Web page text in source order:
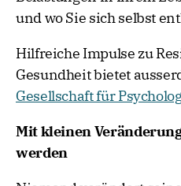
und wo Sie sich selbst
Hilfreiche Impulse zu
Gesundheit bietet
Gesellschaft für
Mit kleinen
werden